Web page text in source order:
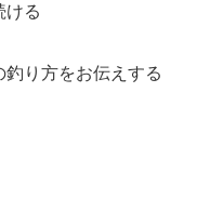
ける
釣り方をお伝えする